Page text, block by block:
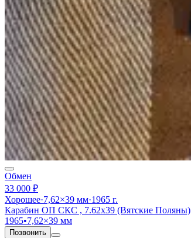
Обмен
33 000 ₽
Хорошее·7,62×39 мм·1965 г.
Карабин ОП СКС , 7.62х39 (Вятские Поляны)
1965•7,62×39 мм
Позвонить